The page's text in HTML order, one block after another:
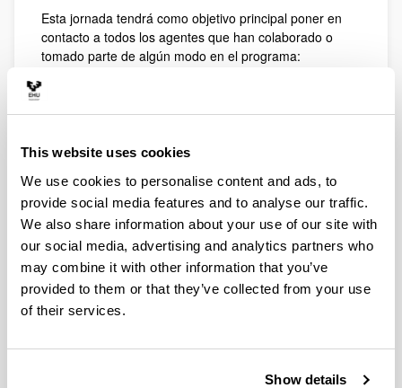
This website uses cookies
We use cookies to personalise content and ads, to
provide social media features and to analyse our traffic.
We also share information about your use of our site with
our social media, advertising and analytics partners who
may combine it with other information that you’ve
provided to them or that they’ve collected from your use
of their services.
Show details
Esta jornada tendrá como objetivo principal poner en
contacto a todos los agentes que han colaborado o
tomado parte de algún modo en el programa:
este modo, pretendemos compartir las experiencias y
FIN DE GRADO en cooperación al desarrollo como
Esperamos que la Jornada de Trabajo aporte nuevos
elementos que sirvan para fortalecerlo.
Asimismo, queremos que este encuentro sirva como
reconocimiento a todas las personas involucradas en el
mismo y sin las cuales sin duda este programa no
podría materializarse.
PROGRAMA